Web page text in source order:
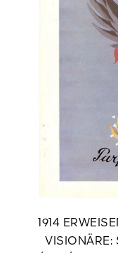
1914
VISIONÄRE: